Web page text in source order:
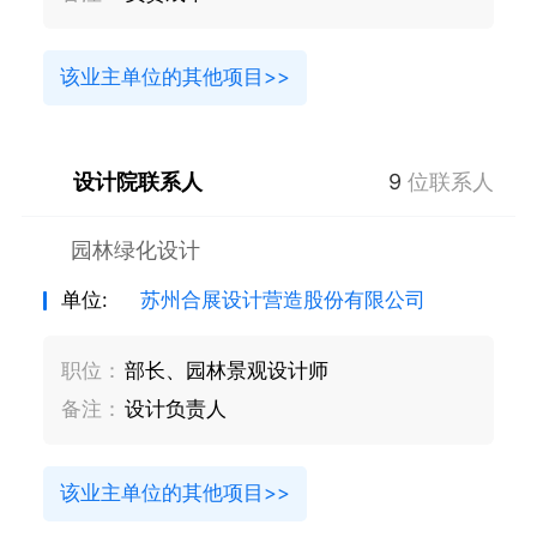
该业主单位的其他项目>>
设计院联系人 9 位联系人
园林绿化设计
单位: 苏州合展设计营造股份有限公司
职位： 部长、园林景观设计师
备注： 设计负责人
该业主单位的其他项目>>